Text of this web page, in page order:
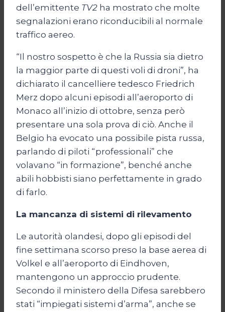
dell’emittente TV2 ha mostrato che molte
segnalazioni erano riconducibili al normale
traffico aereo.
“Il nostro sospetto è che la Russia sia dietro
la maggior parte di questi voli di droni”, ha
dichiarato il cancelliere tedesco Friedrich
Merz dopo alcuni episodi all’aeroporto di
Monaco all’inizio di ottobre, senza però
presentare una sola prova di ciò. Anche il
Belgio ha evocato una possibile pista russa,
parlando di piloti “professionali” che
volavano “in formazione”, benché anche
abili hobbisti siano perfettamente in grado
di farlo.
La mancanza di sistemi di rilevamento
Le autorità olandesi, dopo gli episodi del
fine settimana scorso preso la base aerea di
Volkel e all’aeroporto di Eindhoven,
mantengono un approccio prudente.
Secondo il ministero della Difesa sarebbero
stati “impiegati sistemi d’arma”, anche se